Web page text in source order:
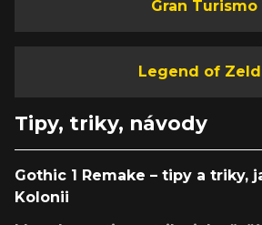
Gran Turismo
Legend of
Tipy, triky, návody
Gothic 1 Remake – tipy a triky,
Kolonii